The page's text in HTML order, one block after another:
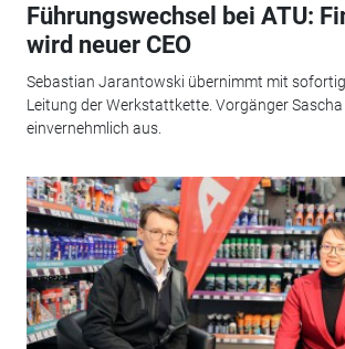
Führungswechsel bei ATU:
wird neuer CEO
Sebastian Jarantowski übernimmt mit
Leitung der Werkstattkette. Vorgänger
einvernehmlich aus.